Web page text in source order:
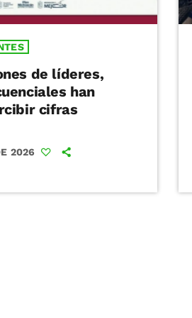
de líderes,
han
cifras
2026